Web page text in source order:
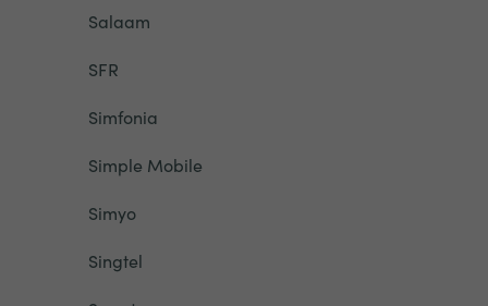
Salaam
SFR
Simfonia
Simple Mobile
Simyo
Singtel